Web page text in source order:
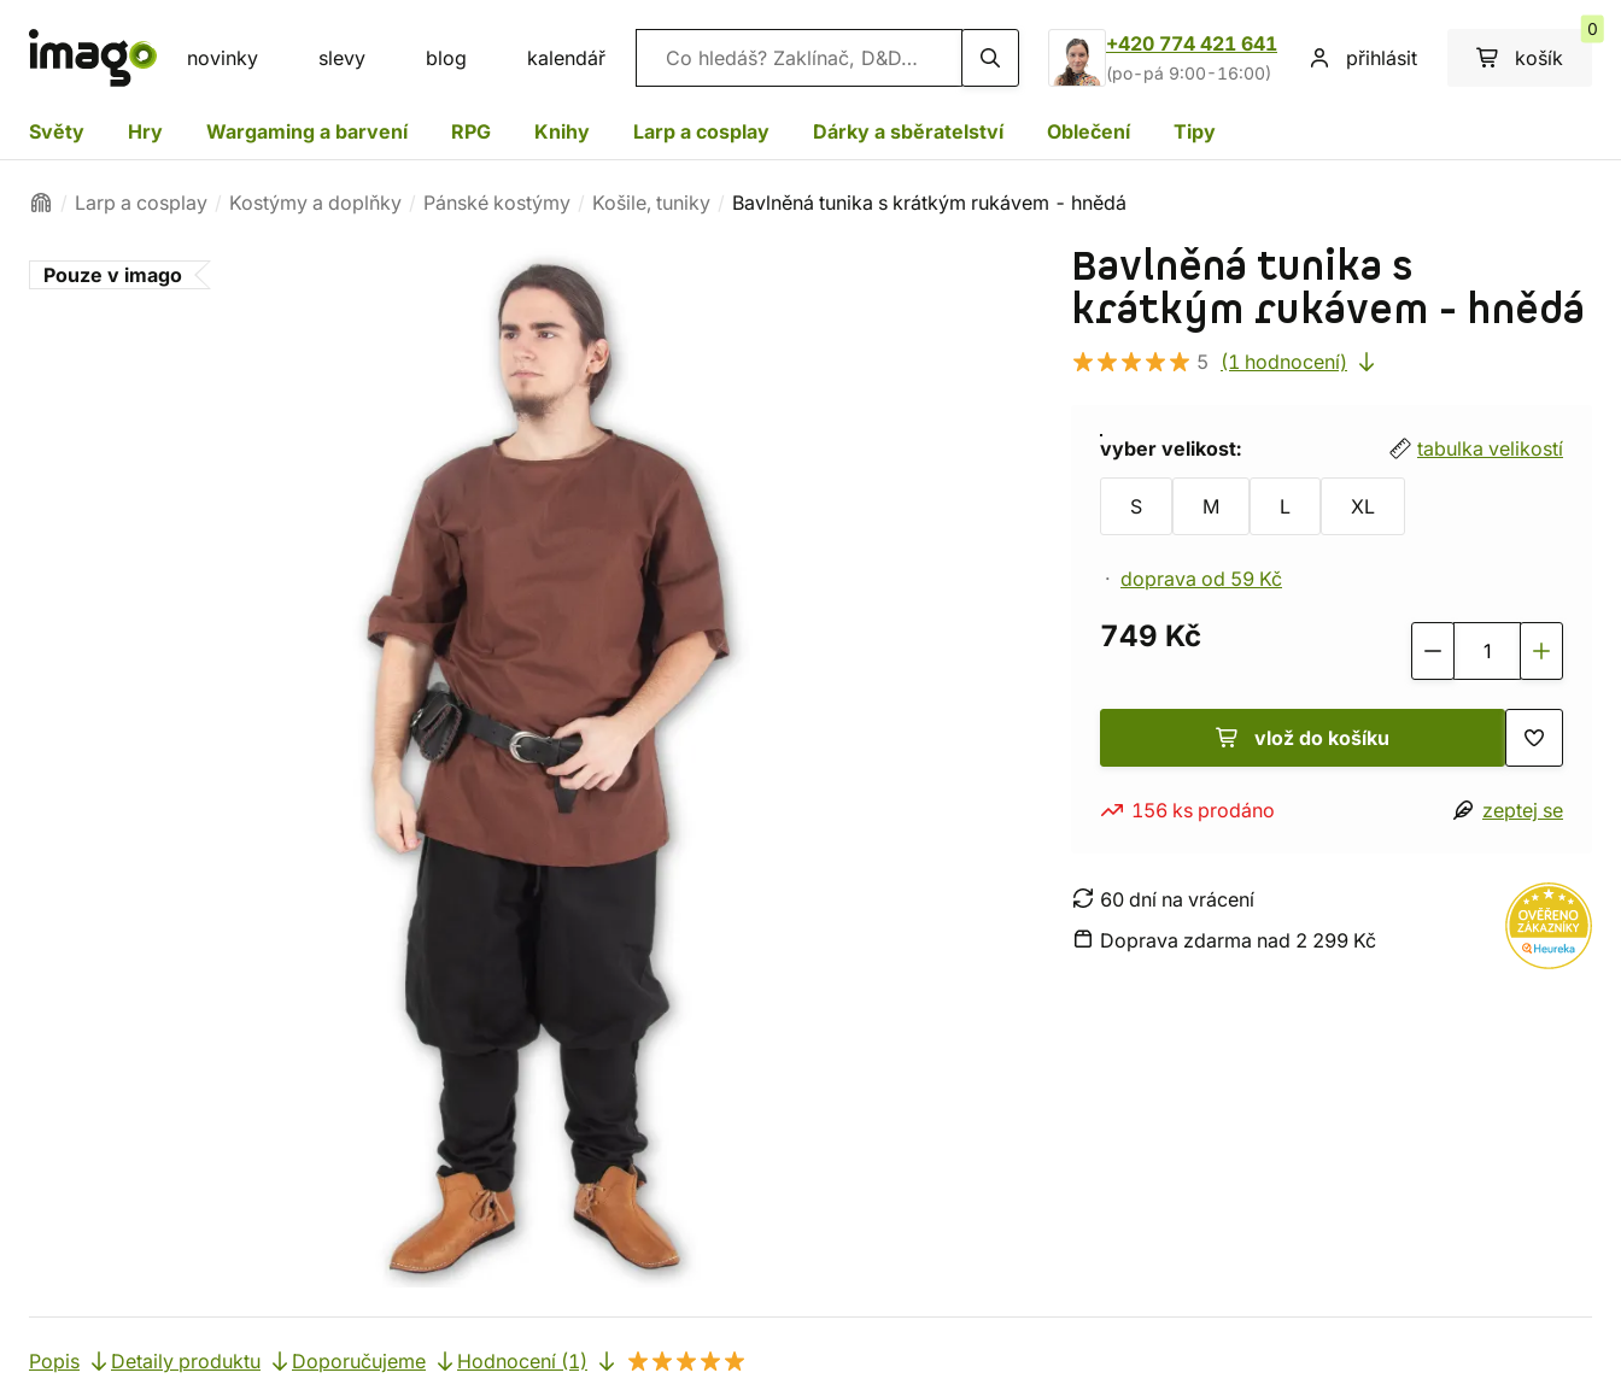
novinky slevy blog kalendář Vyhledávání
+420 774 421 641
(po-pá 9:00-16:00)
přihlásit košík
0
Světy Hry Wargaming a barvení RPG Knihy Larp a cosplay Dárky a sběratelství Oblečení Tipy
Larp a cosplay Kostýmy a doplňky Pánské kostýmy Košile, tuniky Bavlněná tunika s krátkým rukávem - hnědá
Pouze v imago
Bavlněná tunika s
krátkým rukávem - hnědá
5 (1 hodnocení)
vyber velikost: tabulka velikostí
S M L XL
doprava od 59 Kč
749 Kč
vlož do košíku
156 ks prodáno zeptej se
60 dní na vrácení
Doprava zdarma nad 2 299 Kč
Popis Detaily produktu Doporučujeme Hodnocení (1)